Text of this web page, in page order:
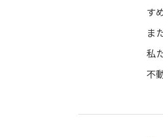
す
ま
私
不